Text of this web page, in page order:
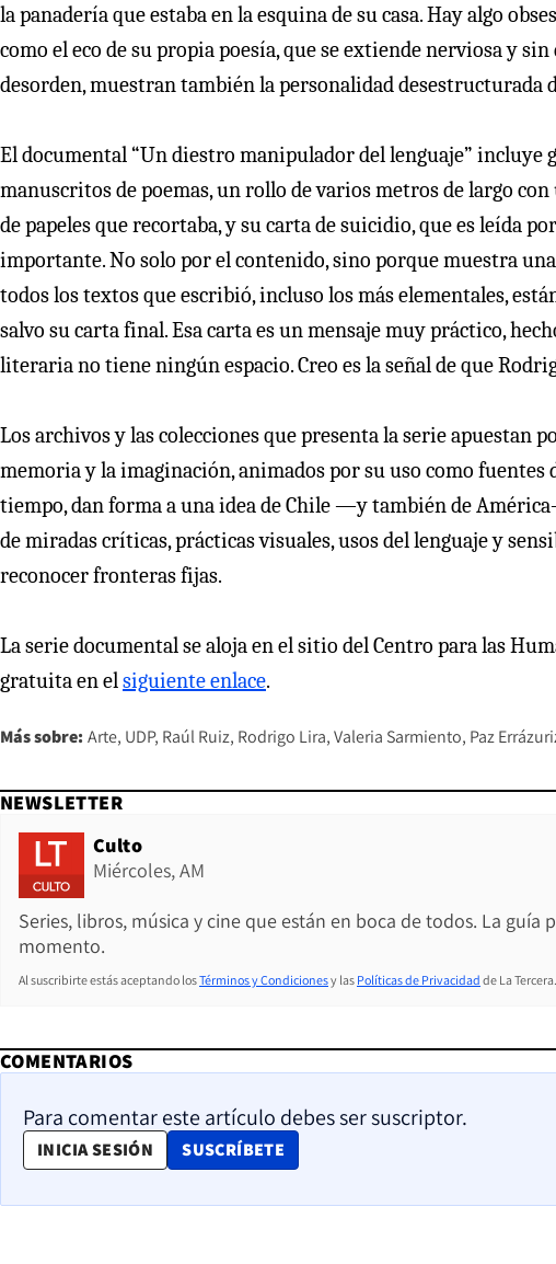
la panadería que estaba en la esquina de su casa. Hay algo
como el eco de su propia poesía, que se extiende nerviosa y
desorden, muestran también la personalidad desestructurada
El documental “Un diestro manipulador del lenguaje” incluye
manuscritos de poemas, un rollo de varios metros de largo
de papeles que recortaba, y su carta de suicidio, que es leída
importante. No solo por el contenido, sino porque muestra
todos los textos que escribió, incluso los más elementales,
salvo su carta final. Esa carta es un mensaje muy práctico,
literaria no tiene ningún espacio. Creo es la señal de que
Los archivos y las colecciones que presenta la serie apuestan
memoria y la imaginación, animados por su uso como
tiempo, dan forma a una idea de Chile —y también de
de miradas críticas, prácticas visuales, usos del lenguaje y
reconocer fronteras fijas.
La serie documental se aloja en el sitio del Centro para las
gratuita en elsiguiente enlace.
Más sobre: Arte UDP Raúl Ruiz Rodrigo Lira Valeria Sarmiento Paz
NEWSLETTER
Culto
Miércoles, AM
Series, libros, música y cine que están en boca de todos. La
momento.
Al suscribirte estás aceptando losTérminos y Condicionesy las Políticas de Privacidad de La Tercera.
COMENTARIOS
Para comentar este artículo debes ser suscriptor.
INICIA SESIÓN SUSCRÍBETE
OPENS IN NEW WINDOW